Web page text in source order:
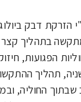
הזרקת דבק
בתהליך קצר
הפגועות,
תהליך
החוליה,